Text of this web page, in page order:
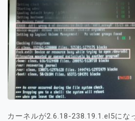
カーネルが2.6.18-238.19.1.el5にな